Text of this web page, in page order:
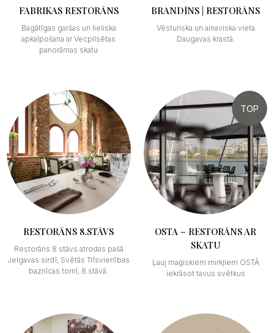
FABRIKAS RESTORĀNS
Bagātīgas garšas un lieliska
apkalpošana ar Vecpilsētas
panorāmas skatu
BRANDĪNS | RESTORĀNS
Vēsturiska un ainaviska vieta
Daugavas krastā.
RESTORĀNS 8.STĀVS
Restorāns 8.stāvs atrodas pašā
Jelgavas sirdī, Svētās Trīsvienības
baznīcas tornī, 8.stāvā.
TOP
OSTA – RESTORĀNS AR
SKATU
Ļauj maģiskiem mirkļiem OSTĀ
iekrāsot tavus svētkus